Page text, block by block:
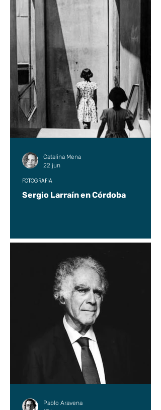
Sergio Larraín en Córdoba
FOTOGRAFÍA
Catalina Mena
22 jun
Pablo Aravena